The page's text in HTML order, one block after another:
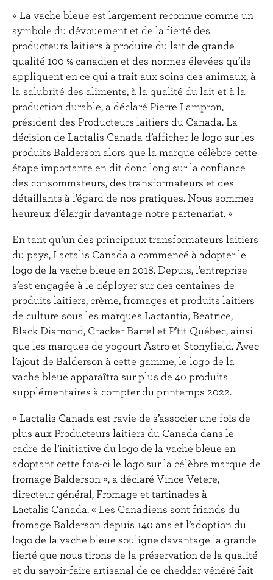
« La vache bleue est largement reconnue comme un
symbole du dévouement et de la fierté des
producteurs laitiers à produire du lait de grande
qualité 100 % canadien et des normes élevées qu’ils
appliquent en ce qui a trait aux soins des animaux, à
la salubrité des aliments, à la qualité du lait et à la
production durable, a déclaré Pierre Lampron,
président des Producteurs laitiers du Canada. La
décision de Lactalis Canada d’afficher le logo sur les
produits Balderson alors que la marque célèbre cette
étape importante en dit donc long sur la confiance
des consommateurs, des transformateurs et des
détaillants à l’égard de nos pratiques. Nous sommes
heureux d’élargir davantage notre partenariat. »
En tant qu’un des principaux transformateurs laitiers
du pays, Lactalis Canada a commencé à adopter le
logo de la vache bleue en 2018. Depuis, l’entreprise
s’est engagée à le déployer sur des centaines de
produits laitiers, crème, fromages et produits laitiers
de culture sous les marques Lactantia, Beatrice,
Black Diamond, Cracker Barrel et P’tit Québec, ainsi
que les marques de yogourt Astro et Stonyfield. Avec
l’ajout de Balderson à cette gamme, le logo de la
vache bleue apparaîtra sur plus de 40 produits
supplémentaires à compter du printemps 2022.
« Lactalis Canada est ravie de s’associer une fois de
plus aux Producteurs laitiers du Canada dans le
cadre de l’initiative du logo de la vache bleue en
adoptant cette fois-ci le logo sur la célèbre marque de
fromage Balderson », a déclaré Vince Vetere,
directeur général, Fromage et tartinades à
Lactalis Canada. « Les Canadiens sont friands du
fromage Balderson depuis 140 ans et l’adoption du
logo de la vache bleue souligne davantage la grande
fierté que nous tirons de la préservation de la qualité
et du savoir-faire artisanal de ce cheddar vénéré fait